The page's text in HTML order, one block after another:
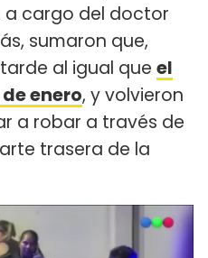
a cargo del doctor
sumaron que,
al igual que el
enero, y volvieron
a robar a través de
trasera de la